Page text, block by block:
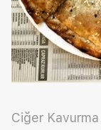
Ciğer